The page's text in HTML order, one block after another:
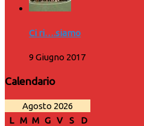
Ci ri….siamo
9 Giugno 2017
Calendario
Agosto 2026
L M M G V S D